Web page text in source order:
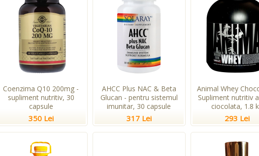
Coenzima Q10 200mg -
supliment nutritiv, 30
capsule
350 Lei
AHCC Plus NAC & Beta
Glucan - pentru sistemul
imunitar, 30 capsule
317 Lei
Animal Whey
Supliment nutritiv
ciocolata, 1.8
293 Lei